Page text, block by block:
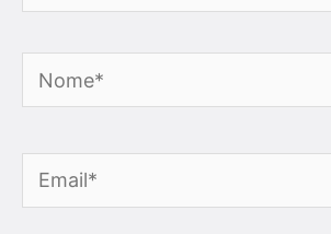
Nome*
Email*